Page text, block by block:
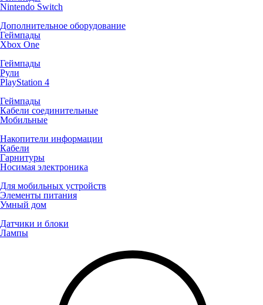
Nintendo Switch
Дополнительное оборудование
Геймпады
Xbox One
Геймпады
Рули
PlayStation 4
Геймпады
Кабели соединительные
Мобильные
Накопители информации
Кабели
Гарнитуры
Носимая электроника
Для мобильных устройств
Элементы питания
Умный дом
Датчики и блоки
Лампы